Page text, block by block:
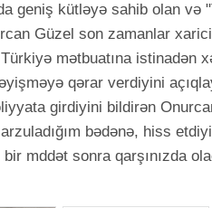
geniş kütləyə sahib olan və
Güzel son zamanlar
mətbuatına istinadən
qərar verdiyini
girdiyini bildirən
bədənə, hiss
mddət sonra qarşınızda